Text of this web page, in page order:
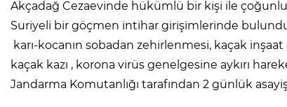
Akçadağ Cezaevinde hükümlü bir kişi ile
Suriyeli bir göçmen intihar girişimlerinde
karı-kocanın sobadan zehirlenmesi, kaçak
kaçak kazı , korona virüs genelgesine aykırı
Jandarma Komutanlığı tarafından 2 günlük